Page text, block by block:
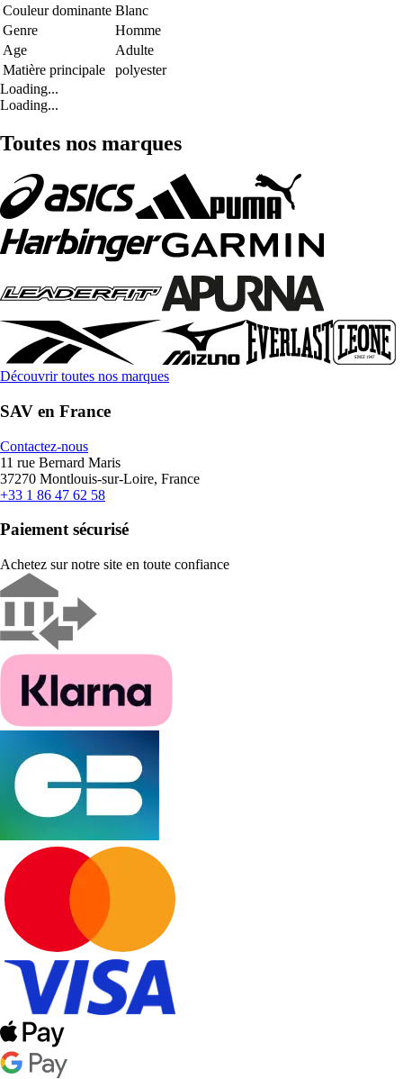
Couleur dominante Blanc
Genre
Homme
Age
Adulte
Matière principale
polyester
Loading...
Loading...
Toutes nos marques
Découvrir toutes nos marques
SAV en France
Contactez-nous
11 rue Bernard Maris
37270 Montlouis-sur-Loire, France
+33 1 86 47 62 58
Paiement sécurisé
Achetez sur notre site en toute confiance